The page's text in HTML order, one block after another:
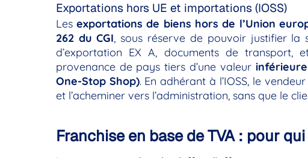
Exportations hors UE et importations (IOSS)
Lesexportations de biens hors de l’Union
262 du CGI, sous réserve de pouvoir justifier la
d’exportation EX A, documents de transport,
provenance de pays tiers d’une valeur
One-Stop Shop). En adhérant à l’IOSS, le
et l’acheminer vers l’administration, sans que le
Franchise en base de TVA : pour